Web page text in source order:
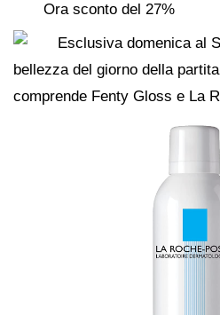
Ora sconto del 27%